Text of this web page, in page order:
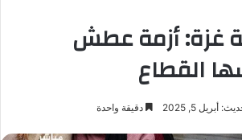
غزة: أزمة عطش
القطاع
أبريل 5, 2025 دقيقة واحدة